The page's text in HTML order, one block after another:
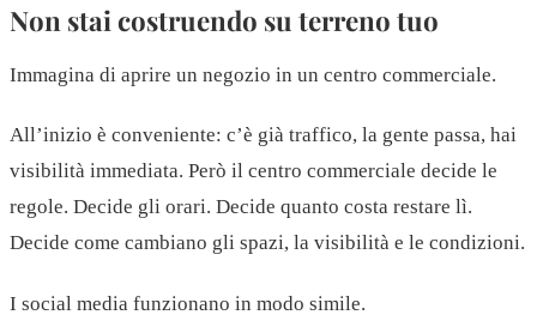
Non stai costruendo su terreno tuo
Immagina di aprire un negozio in un centro commerciale.
All’inizio è conveniente: c’è già traffico, la gente passa, hai
visibilità immediata. Però il centro commerciale decide le
regole. Decide gli orari. Decide quanto costa restare lì.
Decide come cambiano gli spazi, la visibilità e le condizioni.
I social media funzionano in modo simile.